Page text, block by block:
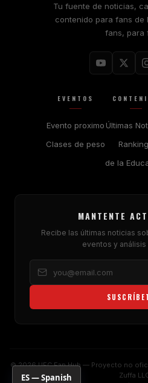
Tu fuente de noticias,
contenido para fans de
fans, para
EVENTOS
Evento proximo
Clases de peso
Últimas
de la
MANTENTE
Recibe las últimas noticias
eventos y
© 2026 UFC Fan Hub — Proyecto no
Zuffa
ES — Spanish